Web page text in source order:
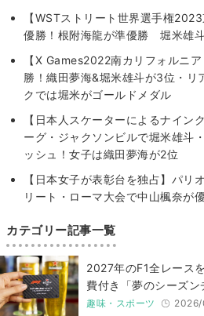
【WSTストリート世界選手権
優勝！根附海龍が準優勝 堀米雄
【X Games2022南カリフォルニ
勝！織田夢海&堀米雄斗が3位・リ
クでは堀米がゴールドメダル
【日本人スケーターによるナイン
ーグ・ジャクソンビルで堀米雄斗
ッシュ！女子は織田夢海が2位
【日本女子が表彰台を独占】パリ
リート・ローマ大会で中山楓奈が
カテゴリー記事一覧
2027年のF1全レース
費付き「夢のシーズ
趣味・スポーツ